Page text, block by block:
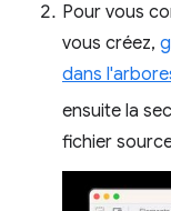
Pour vous
vous créez,
dans
ensuite la
fichier